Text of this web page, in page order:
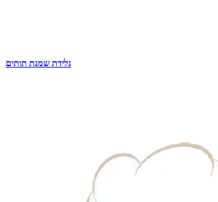
גלידת שמנת תותים